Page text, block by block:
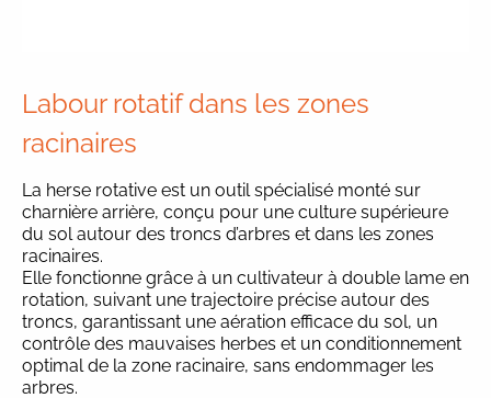
Labour rotatif dans les zones
racinaires
La herse rotative est un outil spécialisé monté sur
charnière arrière, conçu pour une culture supérieure
du sol autour des troncs d’arbres et dans les zones
racinaires.
Elle fonctionne grâce à un cultivateur à double lame en
rotation, suivant une trajectoire précise autour des
troncs, garantissant une aération efficace du sol, un
contrôle des mauvaises herbes et un conditionnement
optimal de la zone racinaire, sans endommager les
arbres.